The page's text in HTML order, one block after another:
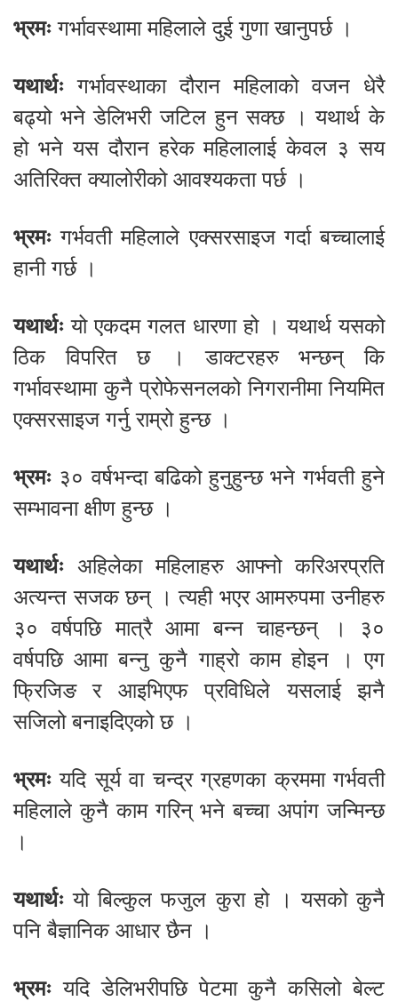
भ्रमः गर्भावस्थामा महिलाले दुई गुणा खानुपर्छ ।
यथार्थः गर्भावस्थाका दौरान महिलाको वजन धेरै
बढ्यो भने डेलिभरी जटिल हुन सक्छ । यथार्थ के
हो भने यस दौरान हरेक महिलालाई केवल ३ सय
अतिरिक्त क्यालोरीको आवश्यकता पर्छ ।
भ्रमः गर्भवती महिलाले एक्सरसाइज गर्दा बच्चालाई
हानी गर्छ ।
यथार्थः यो एकदम गलत धारणा हो । यथार्थ यसको
ठिक विपरित छ । डाक्टरहरु भन्छन् कि
गर्भावस्थामा कुनै प्रोफेसनलको निगरानीमा नियमित
एक्सरसाइज गर्नु राम्रो हुन्छ ।
भ्रमः ३० वर्षभन्दा बढिको हुनुहुन्छ भने गर्भवती हुने
सम्भावना क्षीण हुन्छ ।
यथार्थः अहिलेका महिलाहरु आफ्नो करिअरप्रति
अत्यन्त सजक छन् । त्यही भएर आमरुपमा उनीहरु
३० वर्षपछि मात्रै आमा बन्न चाहन्छन् । ३०
वर्षपछि आमा बन्नु कुनै गाह्रो काम होइन । एग
फ्रिजिङ र आइभिएफ प्रविधिले यसलाई झनै
सजिलो बनाइदिएको छ ।
भ्रमः यदि सूर्य वा चन्द्र ग्रहणका क्रममा गर्भवती
महिलाले कुनै काम गरिन् भने बच्चा अपांग जन्मिन्छ
।
यथार्थः यो बिल्कुल फजुल कुरा हो । यसको कुनै
पनि बैज्ञानिक आधार छैन ।
भ्रमः यदि डेलिभरीपछि पेटमा कुनै कसिलो बेल्ट